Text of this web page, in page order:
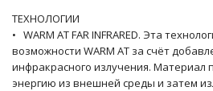
ТЕХНОЛОГИИ
• WARM AT FAR INFRARED. Эта
возможности WARM AT за счёт
инфракрасного излучения. Материал
энергию из внешней среды и затем